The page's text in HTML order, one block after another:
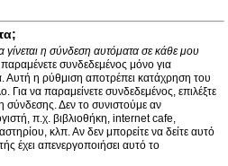
γίνεται η σύνδεση αυτόματα σε κάθε μου
συνδεδεμένος μόνο για
Αυτή η ρύθμιση αποτρέπει κατάχρηση του
να παραμείνετε συνδεδεμένος, επιλέξτε
σύνδεσης. Δεν το συνιστούμε αν
π.χ. βιβλιοθήκη, internet cafe,
κλπ. Αν δεν μπορείτε να δείτε αυτό
έχει απενεργοποιήσει αυτό το